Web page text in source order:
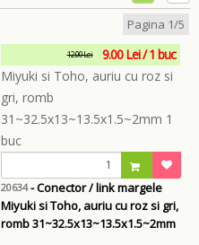
Pagina 1/5
12.00 Lei 9.00 Lei / 1 buc
20634- Conector / link margele
Miyuki si Toho, auriu cu roz si gri,
romb 31~32.5x13~13.5x1.5~2mm